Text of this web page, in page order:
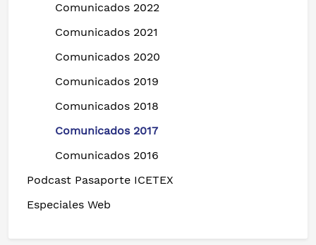
Comunicados 2022
Comunicados 2021
Comunicados 2020
Comunicados 2019
Comunicados 2018
Comunicados 2017
Comunicados 2016
Podcast Pasaporte ICETEX
Especiales Web